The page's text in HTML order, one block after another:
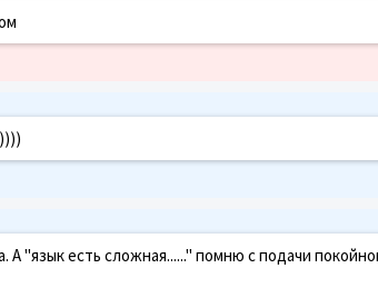
А "язык есть сложная......" помню с подачи